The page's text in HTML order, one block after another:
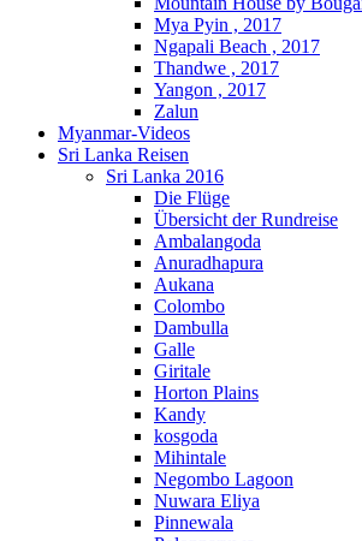
Mya Pyin , 2017
Ngapali Beach , 2017
Thandwe , 2017
Yangon , 2017
Zalun
Myanmar-Videos
Sri Lanka Reisen
Sri Lanka 2016
Die Flüge
Übersicht der Rundreise
Ambalangoda
Anuradhapura
Aukana
Colombo
Dambulla
Galle
Giritale
Horton Plains
Kandy
kosgoda
Mihintale
Negombo Lagoon
Nuwara Eliya
Pinnewala